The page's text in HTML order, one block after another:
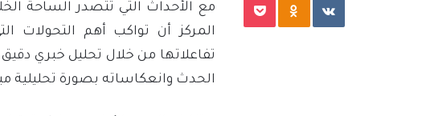
مع الأحداث التي تتصدر الساحة
المركز أن تواكب أهم التحولات
تفاعلاتها من خلال تحليل خبري
الحدث وانعكاساته بصورة تحليلية